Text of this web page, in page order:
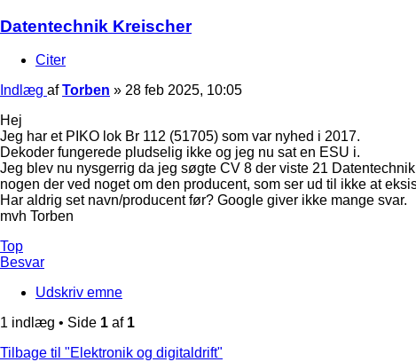
Datentechnik Kreischer
Citer
Indlæg afTorben » 28 feb 2025, 10:05
Hej
Jeg har et PIKO lok Br 112 (51705) som var nyhed i 2017.
Dekoder fungerede pludselig ikke og jeg nu sat en ESU i.
Jeg blev nu nysgerrig da jeg søgte CV 8 der viste 21
nogen der ved noget om den producent, som ser ud til ikke at
Har aldrig set navn/producent før? Google giver ikke mange svar.
mvh Torben
Top
Besvar
Udskriv emne
1 indlæg • Side 1 af 1
Tilbage til "Elektronik og digitaldrift"